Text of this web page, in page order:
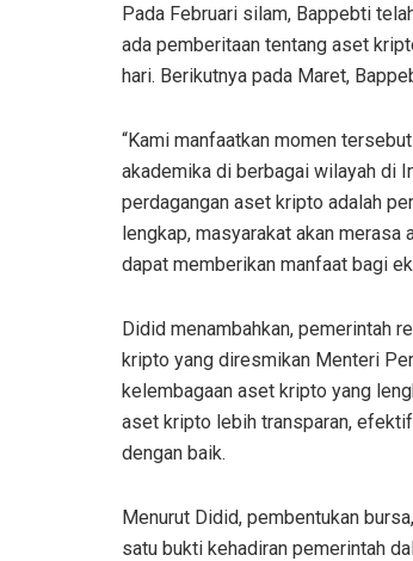
Pada Februari silam, Bappebti
ada pemberitaan tentang aset
hari. Berikutnya pada Maret,
“Kami manfaatkan momen
akademika di berbagai wilayah di
perdagangan aset kripto adalah
lengkap, masyarakat akan
dapat memberikan manfaat bagi
Didid menambahkan, pemerintah
kripto yang diresmikan Menteri
kelembagaan aset kripto yang
aset kripto lebih transparan,
dengan baik.
Menurut Didid, pembentukan
satu bukti kehadiran pemerintah